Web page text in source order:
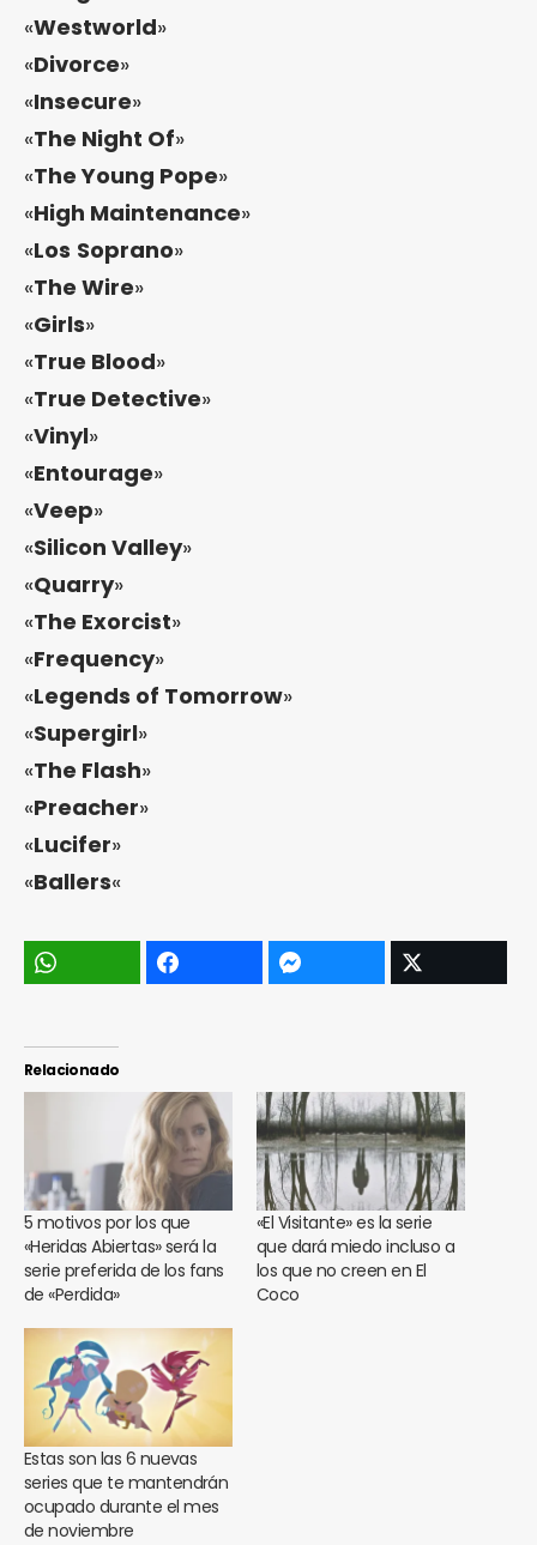
«Westworld»
«Divorce»
«Insecure»
«The Night Of»
«The Young Pope»
«High Maintenance»
«Los Soprano»
«The Wire»
«Girls»
«True Blood»
«True Detective»
«Vinyl»
«Entourage»
«Veep»
«Silicon Valley»
«Quarry»
«The Exorcist»
«Frequency»
«Legends of Tomorrow»
«Supergirl»
«The Flash»
«Preacher»
«Lucifer»
«Ballers«
Relacionado
5 motivos por los que
«Heridas Abiertas» será la
serie preferida de los fans
de «Perdida»
«El Visitante» es la serie
que dará miedo incluso a
los que no creen en El
Coco
Estas son las 6 nuevas
series que te mantendrán
ocupado durante el mes
de noviembre